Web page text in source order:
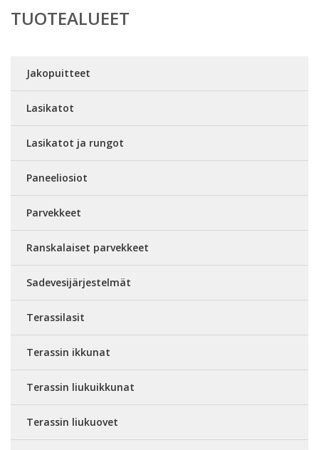
TUOTEALUEET
Jakopuitteet
Lasikatot
Lasikatot ja rungot
Paneeliosiot
Parvekkeet
Ranskalaiset parvekkeet
Sadevesijärjestelmät
Terassilasit
Terassin ikkunat
Terassin liukuikkunat
Terassin liukuovet